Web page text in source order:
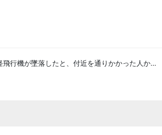
行機が墜落したと、付近を通りかかった人か…